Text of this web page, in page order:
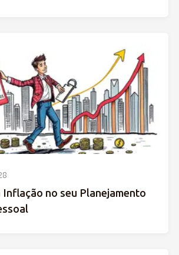
Inflação no seu Planejamento